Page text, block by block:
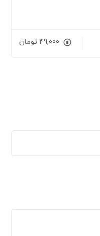
49,000 تومان